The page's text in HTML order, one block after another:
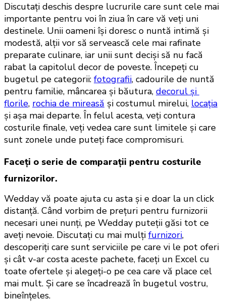
Discutați deschis despre lucrurile care sunt cele mai
importante pentru voi în ziua în care vă veți uni
destinele. Unii oameni își doresc o nuntă intimă și
modestă, alții vor să servească cele mai rafinate
preparate culinare, iar unii sunt deciși să nu facă
rabat la capitolul decor de poveste. Începeți cu
bugetul pe categorii: fotografii, cadourile de nuntă
pentru familie, mâncarea și băutura, decorul și
florile, rochia de mireasă și costumul mirelui, locația
și așa mai departe. În felul acesta, veți contura
costurile finale, veți vedea care sunt limitele și care
sunt zonele unde puteți face compromisuri.
Faceți o serie de comparații pentru costurile
furnizorilor.
Wedday vă poate ajuta cu asta și e doar la un click
distanță. Când vorbim de prețuri pentru furnizorii
necesari unei nunți, pe Wedday puteții găsi tot ce
aveți nevoie. Discutați cu mai mulți furnizori,
descoperiți care sunt serviciile pe care vi le pot oferi
și cât v-ar costa aceste pachete, faceți un Excel cu
toate ofertele și alegeți-o pe cea care vă place cel
mai mult. Și care se încadrează în bugetul vostru,
bineînțeles.